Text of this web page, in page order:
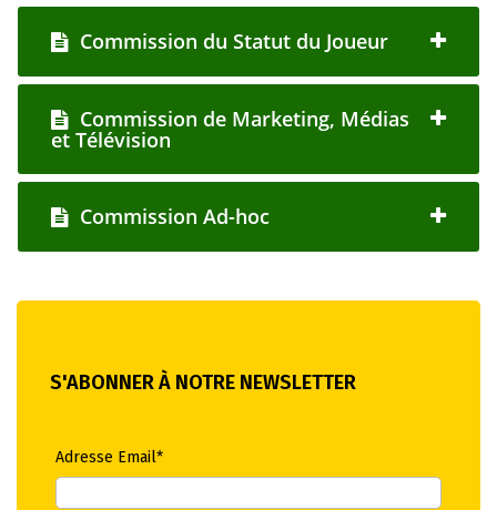
Commission du Statut du Joueur
Commission de Marketing, Médias
et Télévision
Commission Ad-hoc
S'ABONNER À NOTRE NEWSLETTER
Adresse Email*